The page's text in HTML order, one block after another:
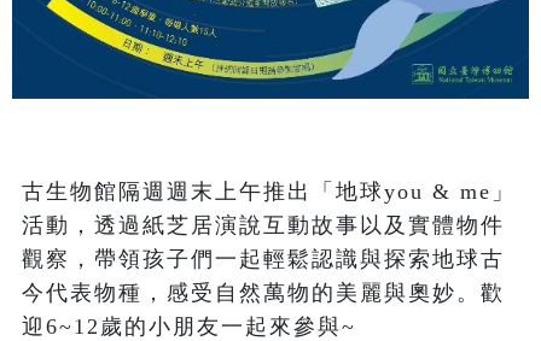
古生物館隔週週末上午推出「地球you & me」
活動，透過紙芝居演說互動故事以及實體物件
觀察，帶領孩子們一起輕鬆認識與探索地球古
今代表物種，感受自然萬物的美麗與奧妙。歡
迎6~12歲的小朋友一起來參與~